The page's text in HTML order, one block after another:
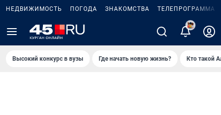
НЕДВИЖИМОСТЬ ПОГОДА ЗНАКОМСТВА ТЕЛЕПРОГРАММА
2
Высокий конкурс в вузы Где начать новую жизнь? Кто такой